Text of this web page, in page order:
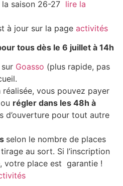
saison 26-27 lire la
à jour sur la page activités
tous dès le 6 juillet à 14h
Goasso (plus rapide, pas
réalisée, vous pouvez payer
régler dans les 48h à
d’ouverture pour tout autre
selon le nombre de places
au sort. Si l’inscription
votre place est garantie !